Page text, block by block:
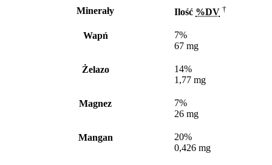
Minerały
Ilość %DV †
Wapń
7%
67 mg
Żelazo
14%
1,77 mg
Magnez
7%
26 mg
Mangan
20%
0,426 mg